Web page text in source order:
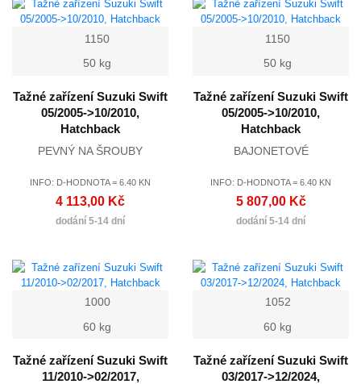
1150
50 kg
Tažné zařízení Suzuki Swift
05/2005->10/2010,
Hatchback
PEVNÝ NA ŠROUBY
INFO: D-HODNOTA = 6.40 KN
4 113,00 Kč
dodání 5-14 dní
1150
50 kg
Tažné zařízení Suzuki Swift
05/2005->10/2010,
Hatchback
BAJONETOVÉ
INFO: D-HODNOTA = 6.40 KN
5 807,00 Kč
dodání 5-14 dní
1000
60 kg
Tažné zařízení Suzuki Swift
11/2010->02/2017,
1052
60 kg
Tažné zařízení Suzuki Swift
03/2017->12/2024,